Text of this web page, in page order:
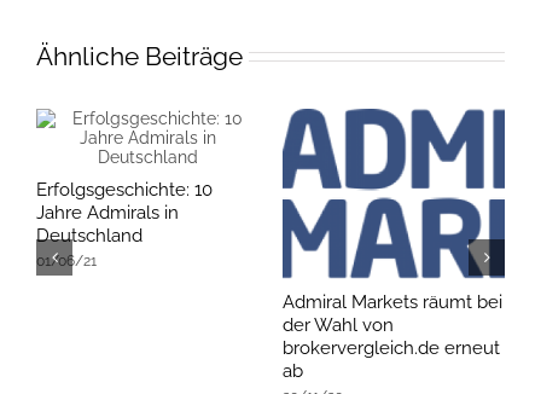
Ähnliche Beiträge
Erfolgsgeschichte: 10
Jahre Admirals in
Deutschland
01/06/21
Admiral Markets räumt bei
der Wahl von
brokervergleich.de erneut
ab